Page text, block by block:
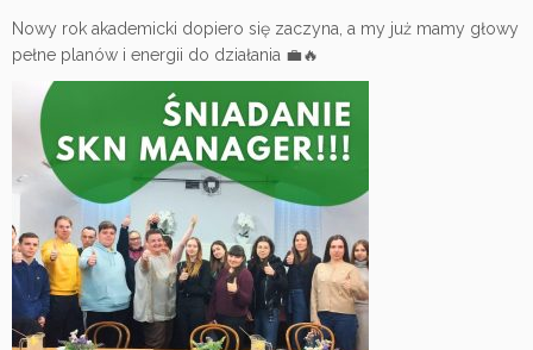
Nowy rok akademicki dopiero się zaczyna, a my już mamy głowy
pełne planów i energii do działania 💼🔥